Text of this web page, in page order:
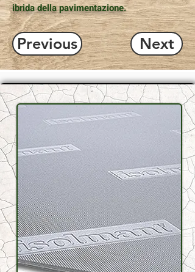
ibrida della pavimentazione.
Previous Next